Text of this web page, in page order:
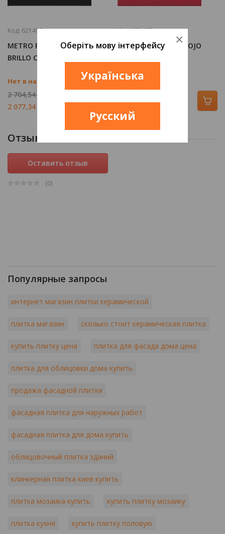
Код: 621499
METRO PLAQUETA NEGRO
BRILLO СТЕНА
Нет в наличии
2 704,54грн/м2
2 077,34
Код:621487
METRO PLAQUETA ROJO
Нет в наличии
Отзывы
(0)
Оставить отзыв
Популярные запросы
интернет магазин плитки керамической
плитка магазин сколько стоит керамическая плитка
купить плитку цена плитка для фасада дома цена
плитка для облицовки дома купить
продажа фасадной плитки
фасадная плитка для наружных работ
фасадная плитка для дома купить
облицовочный плитка зданий
клинкерная плитка киев купить
плитка мозаика купить купить плитку мозаику
плитка кухня купить плитку половую
×
Оберіть мову інтерфейсу
Українська
Русский